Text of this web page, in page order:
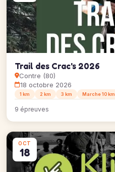
Trail des Crac's 2026
Contre (80)
18 octobre 2026
1 km 2 km 3 km Marche 10 km
9 épreuves
OCT
18